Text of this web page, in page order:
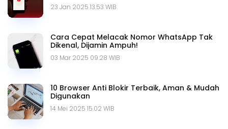
23 Jan 2025 13.53 WIB
Cara Cepat Melacak Nomor WhatsApp Tak
Dikenal, Dijamin Ampuh!
03 Mar 2025 09.28 WIB
10 Browser Anti Blokir Terbaik, Aman & Mudah
Digunakan
14 Mei 2025 15.02 WIB